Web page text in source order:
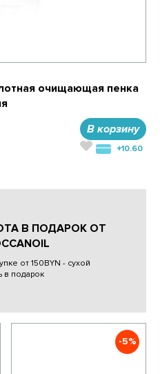
очищающая пенка
В корзину
+10.60
В ПОДАРОК ОТ
от 150BYN - сухой
в подарок
-5%